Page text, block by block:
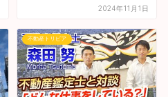
2024年11月1日
不動産トリビア